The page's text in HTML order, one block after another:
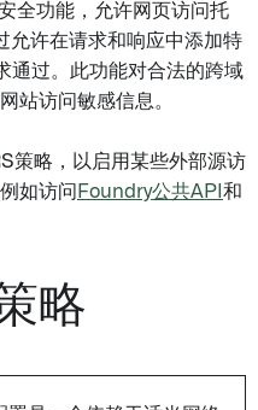
全功能，允许网页访问托
允许在请求和响应中添加特
通过。此功能对合法的跨域
站访问敏感信息。
策略，以启用某些外部源访
如访问 Foundry公共API 和
略